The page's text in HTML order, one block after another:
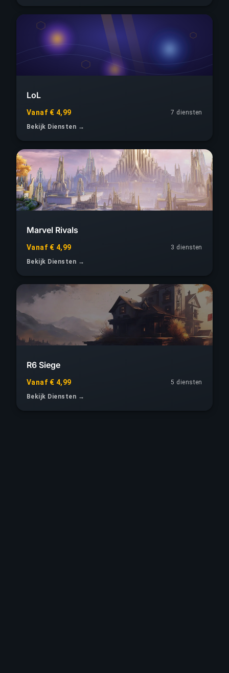
LoL
Vanaf € 4,99
7 diensten
Bekijk Diensten →
Marvel Rivals
Vanaf € 4,99
3 diensten
Bekijk Diensten →
R6 Siege
Vanaf € 4,99
5 diensten
Bekijk Diensten →